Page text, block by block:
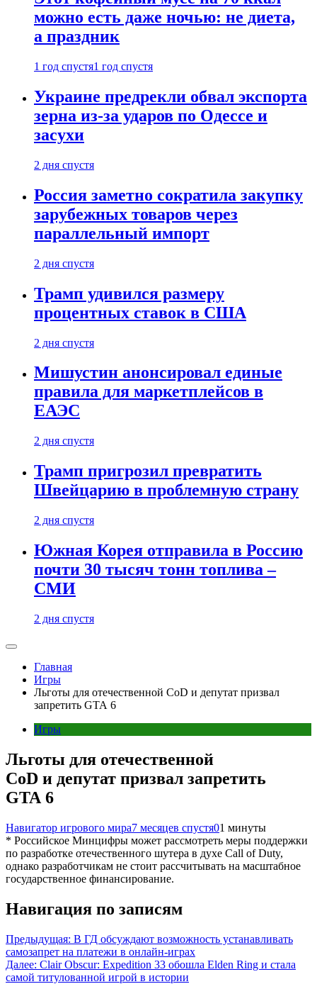
можно есть даже ночью: не диета,
а праздник
1 год спустя1 год спустя
Украине предрекли обвал экспорта
зерна из-за ударов по Одессе и
засухи
2 дня спустя
Россия заметно сократила закупку
зарубежных товаров через
параллельный импорт
2 дня спустя
Трамп удивился размеру
процентных ставок в США
2 дня спустя
Мишустин анонсировал единые
правила для маркетплейсов в
ЕАЭС
2 дня спустя
Трамп пригрозил превратить
Швейцарию в проблемную страну
2 дня спустя
Южная Корея отправила в Россию
почти 30 тысяч тонн топлива –
СМИ
2 дня спустя
Главная
Игры
Льготы для отечественной CoD и депутат призвал
запретить GTA 6
Игры
Льготы для отечественной
CoD и депутат призвал запретить
GTA 6
Навигатор игрового мира7 месяцев спустя01 минуты
* Российское Минцифры может рассмотреть меры поддержки
по разработке отечественного шутера в духе Call of Duty,
однако разработчикам не стоит рассчитывать на масштабное
государственное финансирование.
Навигация по записям
Предыдущая: В ГД обсуждают возможность устанавливать
самозапрет на платежи в онлайн-играх
Далее: Clair Obscur: Expedition 33 обошла Elden Ring и стала
самой титулованной игрой в истории